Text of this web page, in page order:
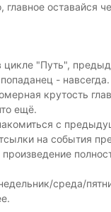
оставайся
цикле "Путь",
-
крутость
ещё.
с
на события
среда/